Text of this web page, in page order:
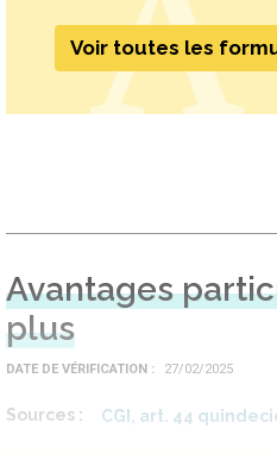
Voir toutes les
Avantages
plus
DATE DE VÉRIFICATION 27/02/2025
Sources CGI, art. 44